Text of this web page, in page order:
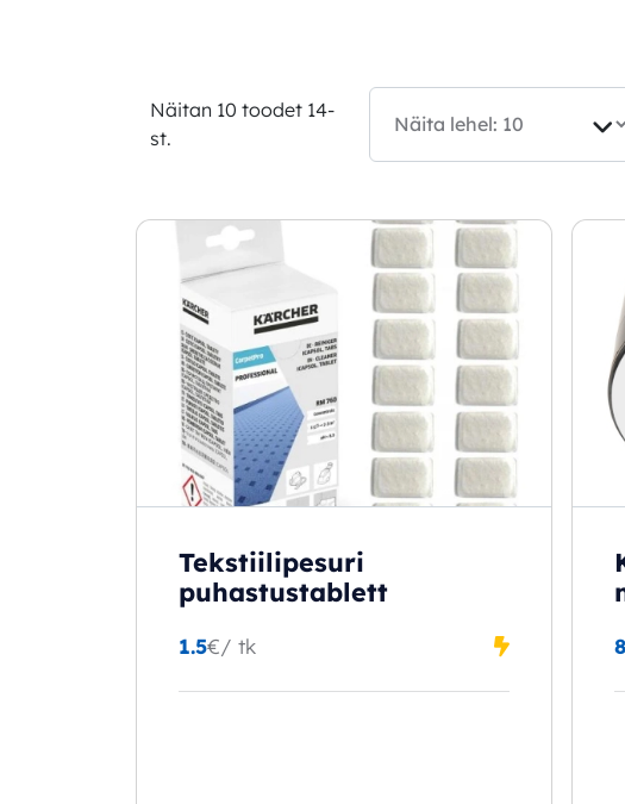
Näitan 10 toodet 14-
st.
Tekstiilipesuri
puhastustablett
1.5€/ tk